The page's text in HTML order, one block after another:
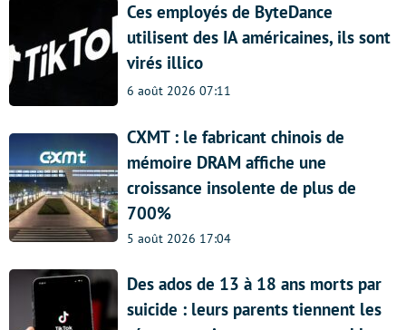
Ces employés de ByteDance
utilisent des IA américaines, ils sont
virés illico
6 août 2026 07:11
CXMT : le fabricant chinois de
mémoire DRAM affiche une
croissance insolente de plus de
700%
5 août 2026 17:04
Des ados de 13 à 18 ans morts par
suicide : leurs parents tiennent les